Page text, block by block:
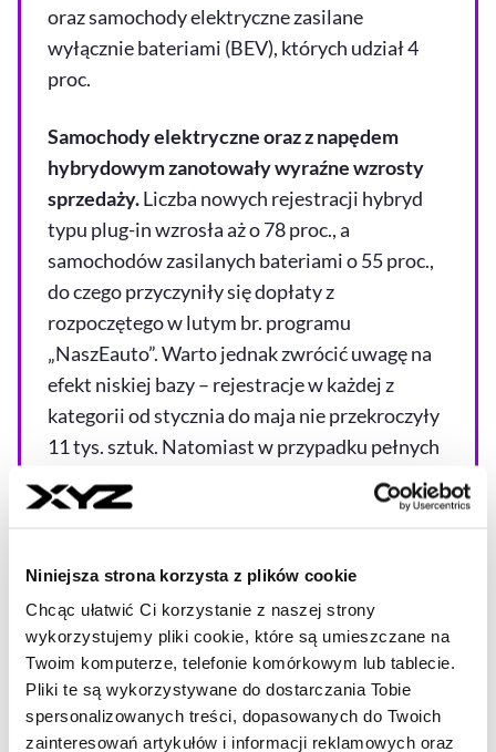
Niniejsza strona korzysta z plików cookie
Chcąc ułatwić Ci korzystanie z naszej strony
wykorzystujemy pliki cookie, które są umieszczane na
Twoim komputerze, telefonie komórkowym lub tablecie.
Pliki te są wykorzystywane do dostarczania Tobie
spersonalizowanych treści, dopasowanych do Twoich
zainteresowań artykułów i informacji reklamowych oraz
oraz samochody elektryczne zasilane
wyłącznie bateriami (BEV), których udział 4
proc.
Samochody elektryczne oraz z napędem
hybrydowym zanotowały wyraźne wzrosty
sprzedaży.Liczba nowych rejestracji hybryd
typu plug-in wzrosła aż o 78 proc., a
samochodów zasilanych bateriami o 55 proc.,
do czego przyczyniły się dopłaty z
rozpoczętego w lutym br. programu
„NaszEauto”. Warto jednak zwrócić uwagę na
efekt niskiej bazy – rejestracje w każdej z
kategorii od stycznia do maja nie przekroczyły
11 tys. sztuk. Natomiast w przypadku pełnych
hybryd wzrosły o 10 proc. Spadki sprzedaży
nastąpiły natomiast w przypadku silników
choć nadal odstaje pod tym względem od
unijnego.Udział klasycznych „elektryków” jest
jednak prawie czterokrotnie niższy niż w UE,
gdzie wynosi 15 proc. Udział hybryd plug-in w